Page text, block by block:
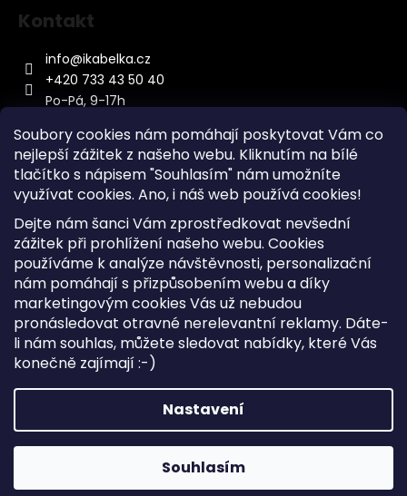
Soubory cookies nám pomáhají poskytovat Vám co
nejlepší zážitek z našeho webu. Kliknutím na bílé
tlačítko s nápisem "Souhlasím" nám umožníte
využívat cookies. Ano, i náš web používá cookies!
Dejte nám šanci Vám zprostředkovat nevšední
zážitek při prohlížení našeho webu. Cookies
používáme k analýze návštěvnosti, personalizační
nám pomáhají s přizpůsobením webu a díky
marketingovým cookies Vás už nebudou
pronásledovat otravné nerelevantní reklamy. Dáte-
li nám souhlas, můžete sledovat nabídky, které Vás
konečně zajímají :-)
Nastavení
Souhlasím
Kontakt
info@ikabelka.cz
+420 733 43 50 40
Po-Pá, 9-17h
Kontakt
Sitemap
Doprava a Platba
Reklamace Zboží
Obchodní podmínky
iKabelka.cz. Všechna práva vyhrazena.
Upravit nastavení cookies